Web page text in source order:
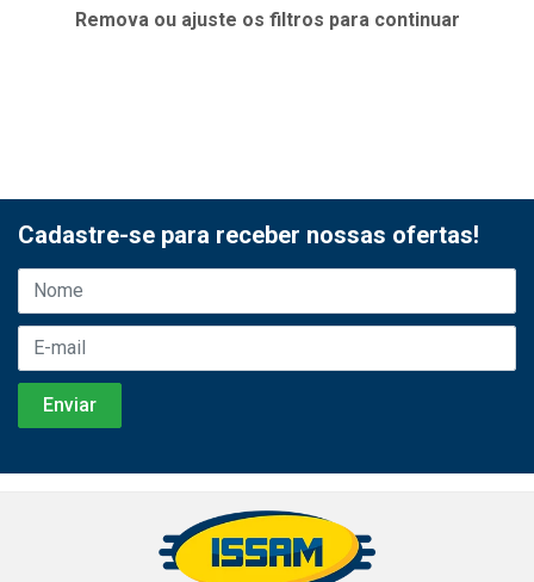
Remova ou ajuste os filtros para continuar
Cadastre-se para receber nossas ofertas!